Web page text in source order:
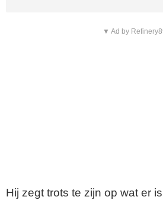
▼ Ad by
Hij zegt trots te zijn op wat er